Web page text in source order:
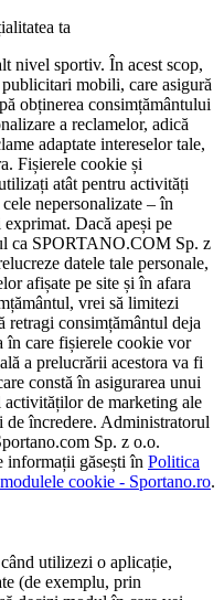
ta
nivel sportiv. În acest scop,
mobili, care asigură
obținerea consimțământului
a reclamelor, adică
adaptate intereselor tale,
Fișierele cookie și
atât pentru activități
nepersonalizate – în
Dacă apeși pe
ca SPORTANO.COM Sp. z
datele tale personale,
afișate pe site și în afara
vrei să limitezi
retragi consimțământul deja
în care fișierele cookie vor
a prelucrării acestora va fi
constă în asigurarea unui
de marketing ale
de încredere. Administratorul
Sp. z o.o.
informații găsești în Politica
cookie - Sportano.ro.
utilizezi o aplicație,
(de exemplu, prin